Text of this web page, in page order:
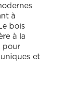
à
bois
à la
pour
et